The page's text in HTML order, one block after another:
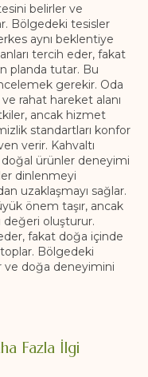
belirler ve
Bölgedeki tesisler
aynı beklentiye
tercih eder, fakat
planda tutar. Bu
gerekir. Oda
rahat hareket alanı
ancak hizmet
standartları konfor
verir. Kahvaltı
doğal ürünler deneyimi
dinlenmeyi
uzaklaşmayı sağlar.
önem taşır, ancak
değeri oluşturur.
fakat doğa içinde
Bölgedeki
ve doğa deneyimini
Fazla İlgi